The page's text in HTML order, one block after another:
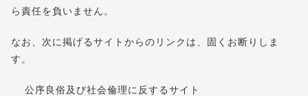
ら責任を負いません。
なお、次に掲げるサイトからのリンクは、固くお断りしま
す。
公序良俗及び社会倫理に反するサイト